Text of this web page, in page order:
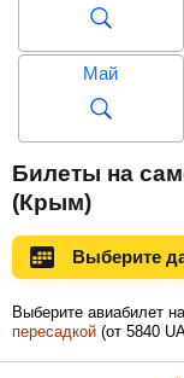
Май
Ноябрь
Февраль
Билеты на
(Крым)
Выберите
Выберите авиабилет
пересадкой (от 5840